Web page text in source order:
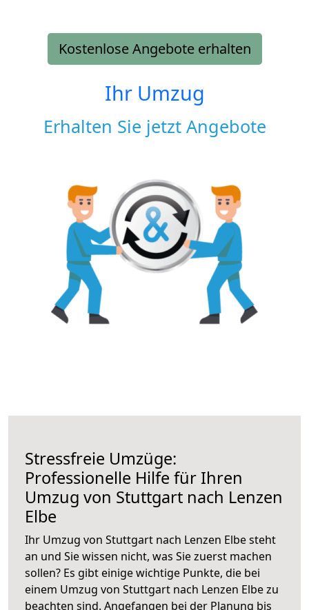
Kostenlose Angebote erhalten
Ihr Umzug
Erhalten Sie jetzt Angebote
Stressfreie Umzüge:
Professionelle Hilfe für Ihren
Umzug von Stuttgart nach Lenzen
Elbe
Ihr Umzug von Stuttgart nach Lenzen Elbe steht
an und Sie wissen nicht, was Sie zuerst machen
sollen? Es gibt einige wichtige Punkte, die bei
einem Umzug von Stuttgart nach Lenzen Elbe zu
beachten sind. Angefangen bei der Planung bis